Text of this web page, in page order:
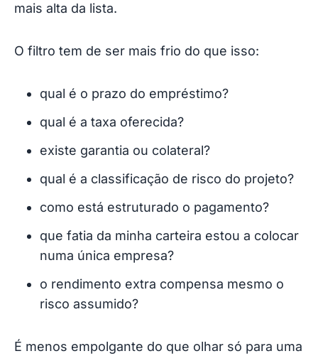
mais alta da lista.
O filtro tem de ser mais frio do que isso:
qual é o prazo do empréstimo?
qual é a taxa oferecida?
existe garantia ou colateral?
qual é a classificação de risco do projeto?
como está estruturado o pagamento?
que fatia da minha carteira estou a colocar
numa única empresa?
o rendimento extra compensa mesmo o
risco assumido?
É menos empolgante do que olhar só para uma